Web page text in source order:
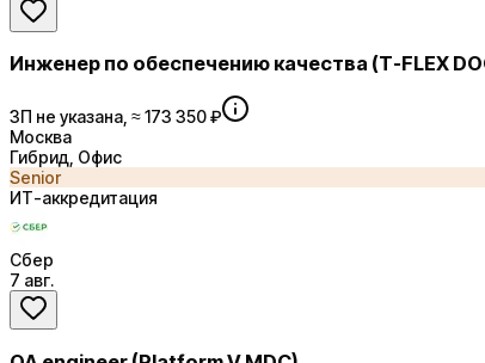
Инженер по обеспечению качества (T-FLEX
ЗП не указана, ≈ 173 350 ₽
Москва
Гибрид, Офис
Senior
ИТ-аккредитация
Сбер
7 авг.